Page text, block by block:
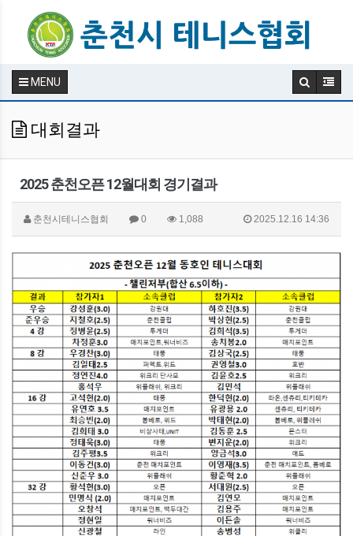
MENU
대회결과
2025 춘천오픈 12월대회 경기결과
춘천시테니스협회 0 1,088 2025.12.16 14:36